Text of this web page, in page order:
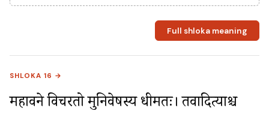
Full shloka meaning
SHLOKA 16 →
महावने विचरतो मुनिवेषस्य धीमतः। तवादित्याश्च